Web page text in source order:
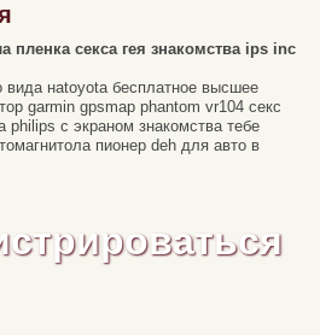
пленка секса гея знакомства ips inc
вида нatoyota бесплатное высшее
garmin gpsmap phantom vr104 секс
с экраном знакомства тебе
пионер deh для авто в